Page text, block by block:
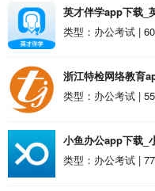
英才伴学app下载_
类型：办公考试 |
浙江特检网络教育
v1.2.36安卓版
类型：办公考试 |
小鱼办公app下载_
类型：办公考试 |